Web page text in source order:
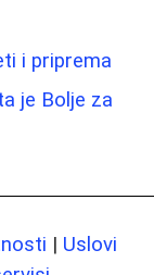
i priprema
je Bolje za
| Uslovi